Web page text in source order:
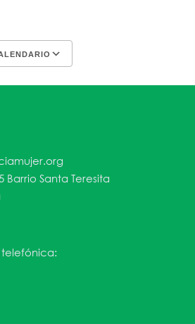
Barrio Santa Teresita